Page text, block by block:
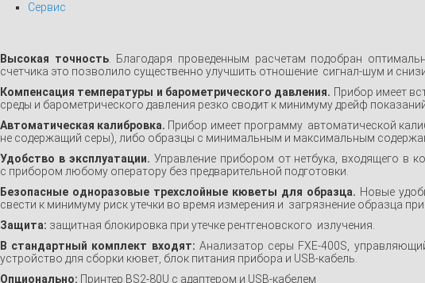
Сервис
Высокая точность. Благодаря проведенным расчетам подобран
счетчика это позволило существенно улучшить отношение сигнал-шум и
Компенсация температуры и барометрического давления. Прибор имеет
среды и барометрического давления резко сводит к минимуму дрейф
Автоматическая калибровка. Прибор имеет программу автоматической
не содержащий серы), либо образцы с минимальным и максимальным
Удобство в эксплуатации. Управление прибором от нетбука, входящего в
с прибором любому оператору без предварительной подготовки.
Безопасные одноразовые трехслойные кюветы для образца. Новые
свести к минимуму риск утечки во время измерения и загрязнение образца
Защита: защитная блокировка при утечке рентгеновского излучения.
В стандартный комплект входят: Анализатор серы FXE-400S,
устройство для сборки кювет, блок питания прибора и USB-кабель.
Опционально: Принтер BS2-80U с адаптером и USB-кабелем